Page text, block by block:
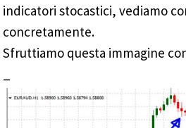
indicatori stocastici, vediamo
concretamente.
Sfruttiamo questa immagine